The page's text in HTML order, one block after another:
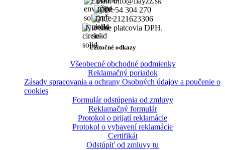
IČO: 54 304 270
DIČ: 2121623306
Nie sme platcovia DPH.
Užitočné odkazy
Všeobecné obchodné podmienky
Reklamačný poriadok
Zásady spracovania a ochrany Osobných údajov a poučenie o
cookies
Formulár odstúpenia od zmluvy
Reklamačný formulár
Protokol o prijatí reklamácie
Protokol o vybavení reklamácie
Certifikát
Odstúpiť od zmluvy tu